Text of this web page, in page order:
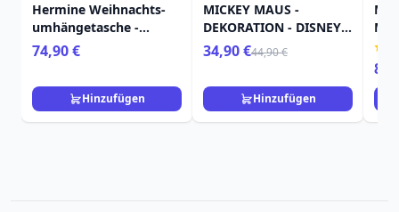
Hermine Weihnachts-
umhängetasche -
Loungefly Harry Potter
74,90 €
Hinzufügen
MICKEY MAUS -
DEKORATION - DISNEY
DEPARTMENT 56
34,90 €44,90 €
Hinzufügen